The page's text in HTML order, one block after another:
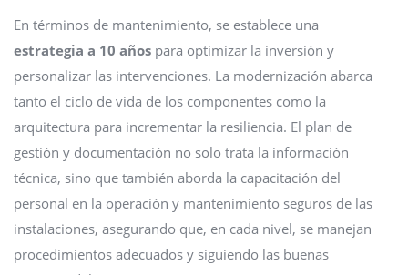
En términos de mantenimiento, se establece una
estrategia a 10 años para optimizar la inversión y
personalizar las intervenciones. La modernización abarca
tanto el ciclo de vida de los componentes como la
arquitectura para incrementar la resiliencia. El plan de
gestión y documentación no solo trata la información
técnica, sino que también aborda la capacitación del
personal en la operación y mantenimiento seguros de las
instalaciones, asegurando que, en cada nivel, se manejan
procedimientos adecuados y siguiendo las buenas